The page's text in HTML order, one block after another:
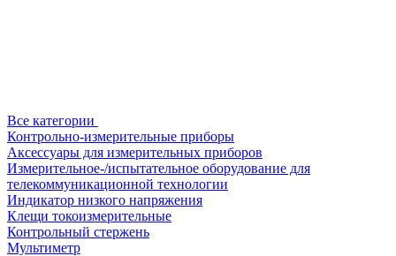
Все категории
Контрольно-измерительные приборы
Аксессуары для измерительных приборов
Измерительное-/испытательное оборудование для
телекоммуникационной технологии
Индикатор низкого напряжения
Клещи токоизмерительные
Контрольный стержень
Мультиметр